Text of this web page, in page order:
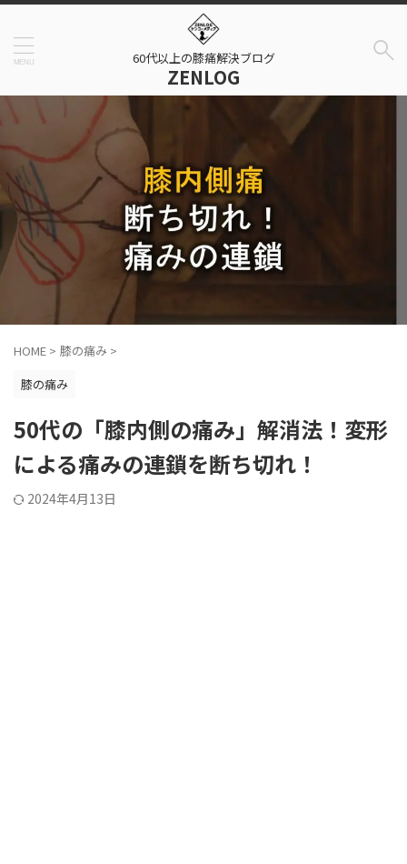
60代以上の膝痛解決ブログ
ZENLOG
HOME > 膝の痛み >
膝の痛み
50代の「膝内側の痛み」解消法！変形
による痛みの連鎖を断ち切れ！
2024年4月13日